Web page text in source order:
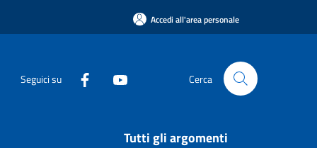
Accedi all'area personale
Seguici su Cerca
Tutti gli argomenti